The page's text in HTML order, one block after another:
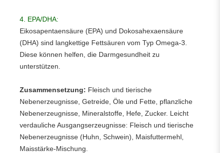
4. EPA/DHA:
Eikosapentaensäure (EPA) und Dokosahexaensäure
(DHA) sind langkettige Fettsäuren vom Typ Omega-3.
Diese können helfen, die Darmgesundheit zu
unterstützen.
Zusammensetzung: Fleisch und tierische
Nebenerzeugnisse, Getreide, Öle und Fette, pflanzliche
Nebenerzeugnisse, Mineralstoffe, Hefe, Zucker. Leicht
verdauliche Ausgangserzeugnisse: Fleisch und tierische
Nebenerzeugnisse (Huhn, Schwein), Maisfuttermehl,
Maisstärke-Mischung.